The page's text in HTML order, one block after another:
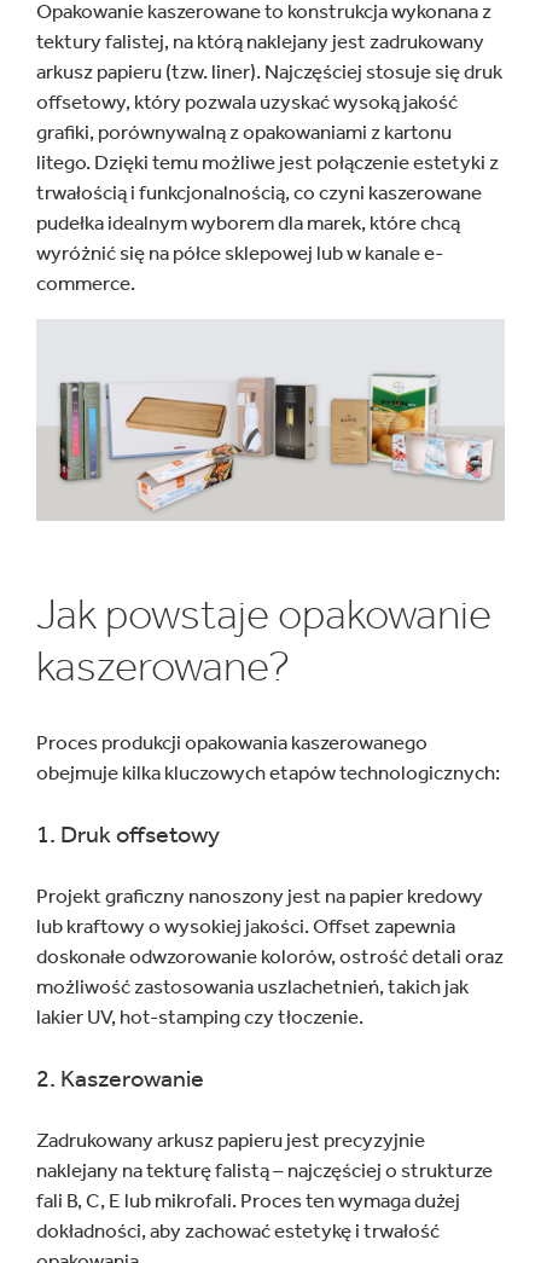
Opakowanie kaszerowane to konstrukcja wykonana z
tektury falistej, na którą naklejany jest zadrukowany
arkusz papieru (tzw. liner). Najczęściej stosuje się druk
offsetowy, który pozwala uzyskać wysoką jakość
grafiki, porównywalną z opakowaniami z kartonu
litego. Dzięki temu możliwe jest połączenie estetyki z
trwałością i funkcjonalnością, co czyni kaszerowane
pudełka idealnym wyborem dla marek, które chcą
wyróżnić się na półce sklepowej lub w kanale e-
commerce.
Jak powstaje opakowanie
kaszerowane?
Proces produkcji opakowania kaszerowanego
obejmuje kilka kluczowych etapów technologicznych:
1. Druk offsetowy
Projekt graficzny nanoszony jest na papier kredowy
lub kraftowy o wysokiej jakości. Offset zapewnia
doskonałe odwzorowanie kolorów, ostrość detali oraz
możliwość zastosowania uszlachetnień, takich jak
lakier UV, hot-stamping czy tłoczenie.
2. Kaszerowanie
Zadrukowany arkusz papieru jest precyzyjnie
naklejany na tekturę falistą – najczęściej o strukturze
fali B, C, E lub mikrofali. Proces ten wymaga dużej
dokładności, aby zachować estetykę i trwałość